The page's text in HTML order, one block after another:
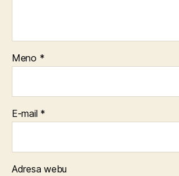
Meno *
E-mail *
Adresa webu